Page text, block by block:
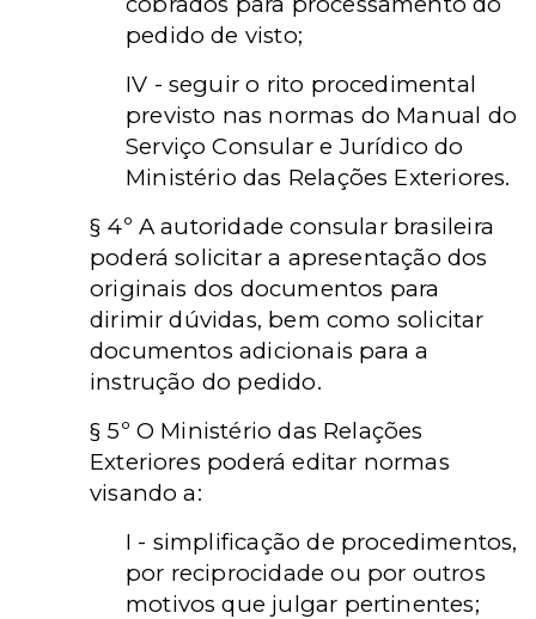
pedido de visto;
IV - seguir o rito procedimental
previsto nas normas do Manual do
Serviço Consular e Jurídico do
Ministério das Relações Exteriores.
§ 4º A autoridade consular brasileira
poderá solicitar a apresentação dos
originais dos documentos para
dirimir dúvidas, bem como solicitar
documentos adicionais para a
instrução do pedido.
§ 5º O Ministério das Relações
Exteriores poderá editar normas
visando a:
I - simplificação de procedimentos,
por reciprocidade ou por outros
motivos que julgar pertinentes;